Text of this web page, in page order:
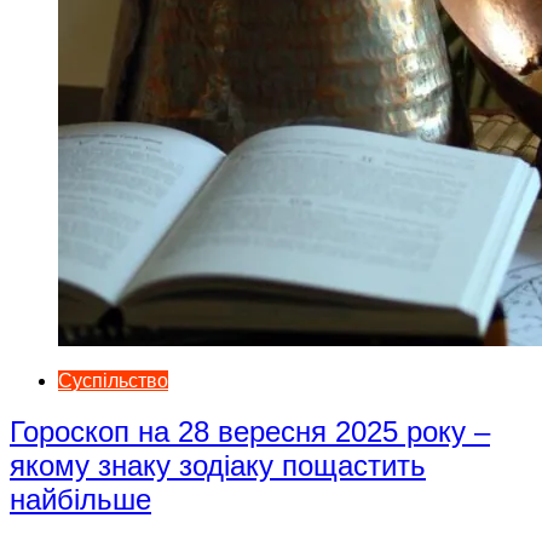
Суспільство
Гороскоп на 28 вересня 2025 року –
якому знаку зодіаку пощастить
найбільше